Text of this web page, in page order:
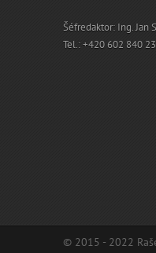
Šéfredaktor: Ing. Jan
Tel.: +420 602 840
© 2015 - 2022